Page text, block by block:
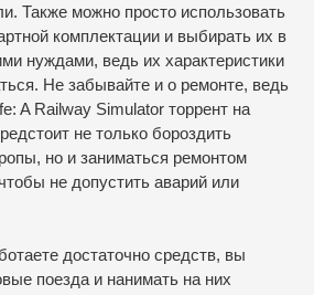
Также можно просто использовать
комплектации и выбирать их в
нуждами, ведь их характеристики
Не забывайте и о ремонте, ведь
A Railway Simulator торрент на
не только бороздить
но и заниматься ремонтом
не допустить аварий или
достаточно средств, вы
поезда и нанимать на них